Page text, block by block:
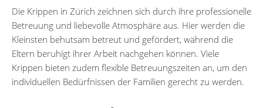
Die Krippen in Zürich zeichnen sich durch ihre professionelle
Betreuung und liebevolle Atmosphäre aus. Hier werden die
Kleinsten behutsam betreut und gefördert, während die
Eltern beruhigt ihrer Arbeit nachgehen können. Viele
Krippen bieten zudem flexible Betreuungszeiten an, um den
individuellen Bedürfnissen der Familien gerecht zu werden.